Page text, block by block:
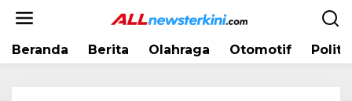
Beranda Berita Olahraga Otomotif